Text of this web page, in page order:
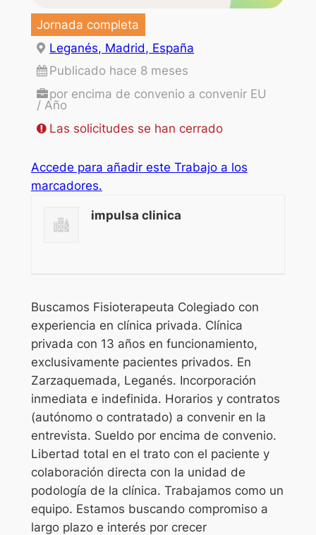
Jornada completa
Leganés, Madrid, España
Publicado hace 8 meses
por encima de convenio a convenir EU
/ Año
Las solicitudes se han cerrado
Accede para añadir este Trabajo a los
marcadores.
impulsa clinica
Buscamos Fisioterapeuta Colegiado con
experiencia en clínica privada. Clínica
privada con 13 años en funcionamiento,
exclusivamente pacientes privados. En
Zarzaquemada, Leganés. Incorporación
inmediata e indefinida. Horarios y contratos
(autónomo o contratado) a convenir en la
entrevista. Sueldo por encima de convenio.
Libertad total en el trato con el paciente y
colaboración directa con la unidad de
podología de la clínica. Trabajamos como un
equipo. Estamos buscando compromiso a
largo plazo e interés por crecer